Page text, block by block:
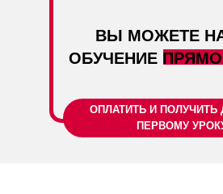
ВЫ МОЖЕТЕ
ОБУЧЕНИЕ
ОПЛАТИТЬ И ПОЛУЧИТЬ
ПЕРВОМУ